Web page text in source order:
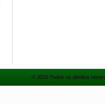
© 2026 Todos os direitos